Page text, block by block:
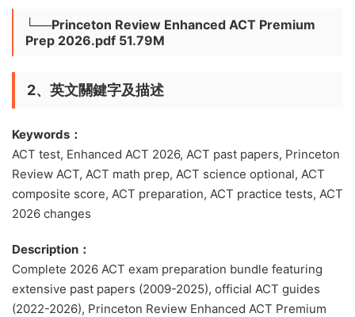
└──Princeton Review Enhanced ACT Premium
Prep 2026.pdf 51.79M
2、英文關鍵字及描述
Keywords：
ACT test, Enhanced ACT 2026, ACT past papers, Princeton
Review ACT, ACT math prep, ACT science optional, ACT
composite score, ACT preparation, ACT practice tests, ACT
2026 changes
Description：
Complete 2026 ACT exam preparation bundle featuring
extensive past papers (2009-2025), official ACT guides
(2022-2026), Princeton Review Enhanced ACT Premium